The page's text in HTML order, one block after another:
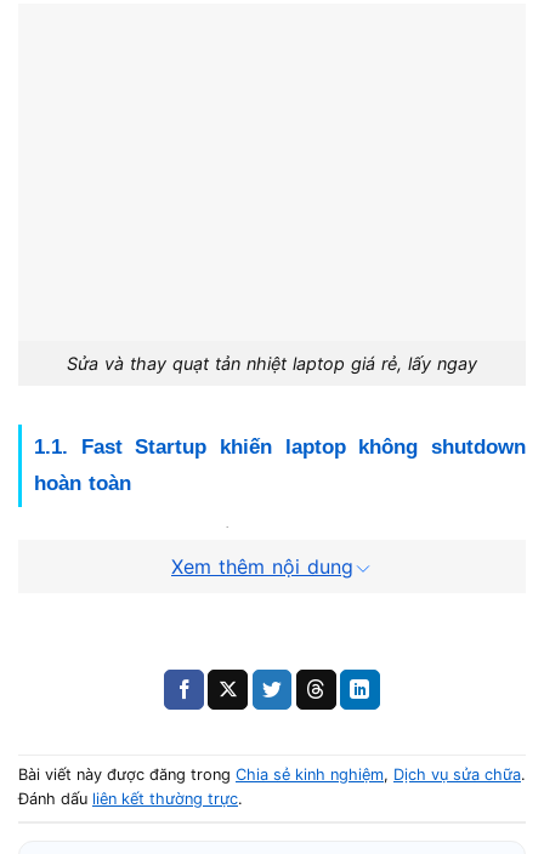
Sửa và thay quạt tản nhiệt laptop giá rẻ, lấy ngay
1.1. Fast Startup khiến laptop không shutdown
hoàn toàn
Fast Startup là cơ chế shutdown lai (hybrid shutdown)
của Windows. Khi bật tính năng này, hệ điều hành không
biệt trên Windows 10 và Windows 11.
Một số bản cập nhật Windows có thể gây lỗi quá trình
Xem thêm nội dung
Bài viết này được đăng trong Chia sẻ kinh nghiệm, Dịch vụ sửa chữa.
Đánh dấu liên kết thường trực.